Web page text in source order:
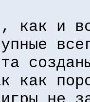
как и
как